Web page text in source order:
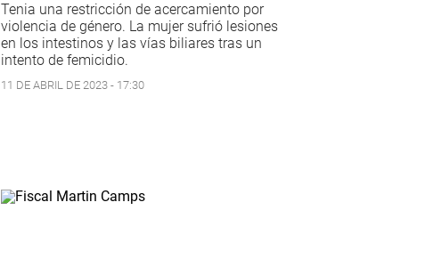
Tenia una restricción de acercamiento por
violencia de género. La mujer sufrió lesiones
en los intestinos y las vías biliares tras un
intento de femicidio.
11 DE ABRIL DE 2023 - 17:30